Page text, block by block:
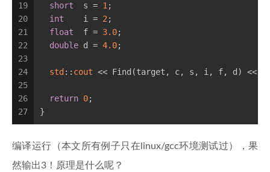
19
20
21
22
23
24
25
26
27
short
  s =
1 ;
int
    i =
2 ;
float
  f =
3.0;
double d = 4.0;
std :: cout << Find(target, c, s, i, f, d) <<
return 0;
}
编译运行（本文所有例子只在linux/gcc环境测试过），果
然输出3！原理是什么呢？